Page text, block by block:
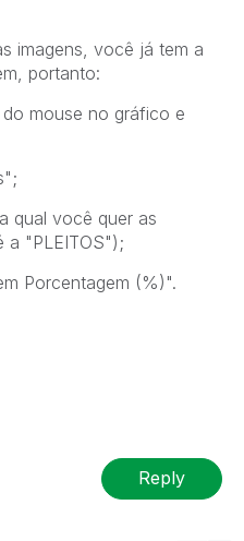
imagens, você já tem a
portanto:
mouse no gráfico e
qual você quer as
a "PLEITOS");
Porcentagem (%)".
Reply